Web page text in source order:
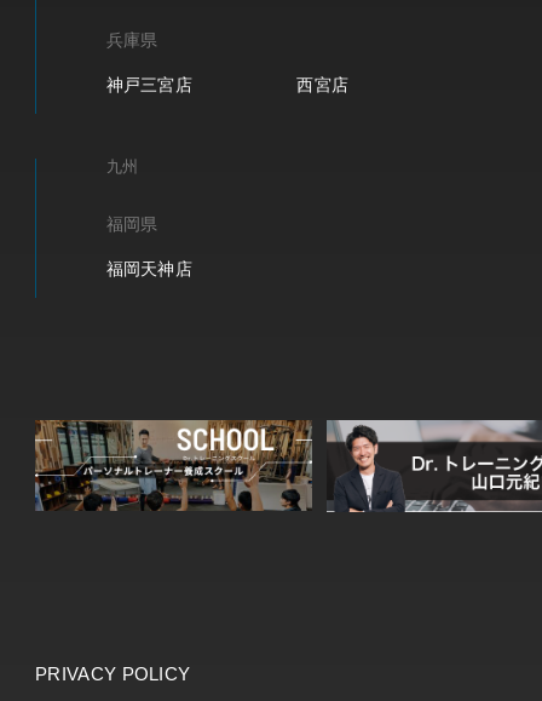
兵庫県
神戸三宮店 西宮店
九州
福岡県
福岡天神店
PRIVACY POLICY